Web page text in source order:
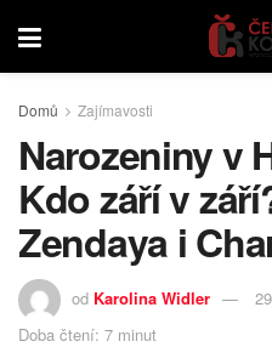
Domů Zajímavosti
Narozeniny v
Kdo září v
Zendaya i
od Karolina Widler
Doba čtení: 7 minut